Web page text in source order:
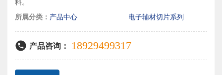
所属分类： 产品中心 电子辅材切片系列
产品咨询： 18929499317